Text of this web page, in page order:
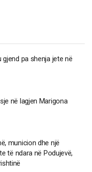
pa shenja jete në
në lagjen Marigona
municion dhe një
të ndara në Podujevë,